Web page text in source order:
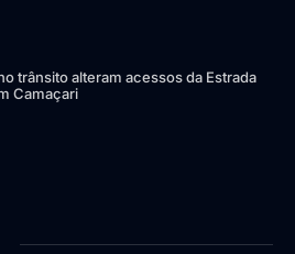
trânsito alteram acessos da Estrada
Camaçari